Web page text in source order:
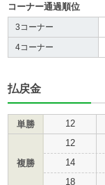
コーナー通過順位
3コーナー
4コーナー
払戻金
単勝 12
複勝
12
14
18